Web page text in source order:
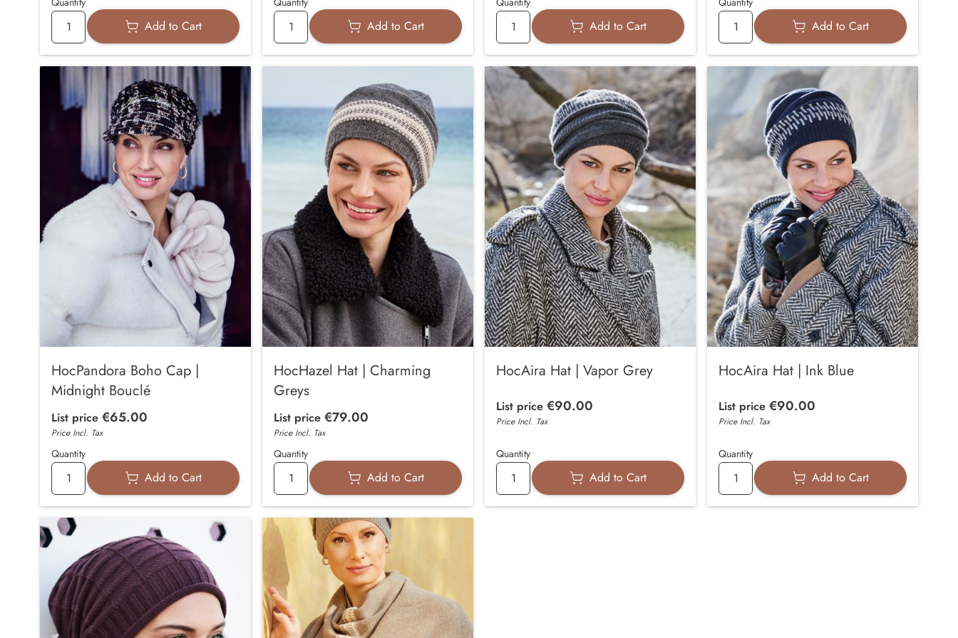
Add to Cart Add to Cart Add to Cart Add to Cart
HocPandora Boho Cap |
Midnight Bouclé
List price €65.00
Price Incl. Tax
Quantity
Add to Cart
HocHazel Hat | Charming
Greys
List price €79.00
Price Incl. Tax
Quantity
Add to Cart
HocAira Hat | Vapor Grey
List price €90.00
Price Incl. Tax
Quantity
Add to Cart
HocAira Hat | Ink Blue
List price €90.00
Price Incl. Tax
Quantity
Add to Cart